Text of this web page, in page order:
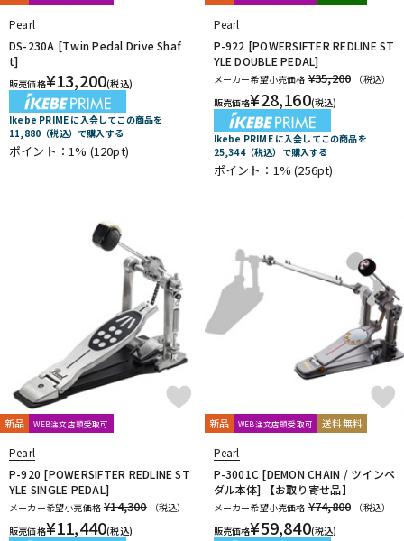
Pearl
DS-230A [Twin Pedal Drive Shaf
t]
販売価格¥13,200(税込)
Ikebe PRIME に入会してこの商品を
11,880（税込）で購入する
ポイント：1% (120pt)
Pearl
P-922 [POWERSIFTER REDLINE ST
YLE DOUBLE PEDAL]
メーカー希望小売価格 ¥35,200
（税込）
販売価格¥28,160(税込)
Ikebe PRIME に入会してこの商品を
25,344（税込）で購入する
ポイント：1%(256pt)
新品 WEB注文店頭受取可
Pearl
P-920 [POWERSIFTER REDLINE ST
YLE SINGLE PEDAL]
メーカー希望小売価格 ¥14,300
（税込）
販売価格¥11,440(税込)
新品 WEB注文店頭受取可 送料無料
Pearl
P-3001C [DEMON CHAIN / ツインペ
ダル本体] 【お取り寄せ品】
メーカー希望小売価格 ¥74,800
（税込）
販売価格¥59,840(税込)